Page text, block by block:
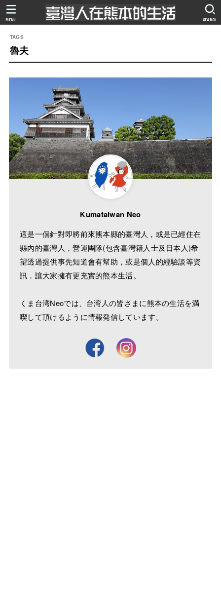
SEARCH
MENU
魯夫
Kumataiwan Neo
這是一個針對即將前來熊本縣的臺灣人，或是已經住在
縣內的臺灣人，營運團隊(包含臺灣籍人士及日本人)希
望透過提供事先知道會有幫助，或是個人的經驗談等資
訊，讓大家擁有更充實的熊本生活。
くま台湾Neoでは、台湾人の皆さまに熊本の生活を満
喫して頂けるように情報発信しています。